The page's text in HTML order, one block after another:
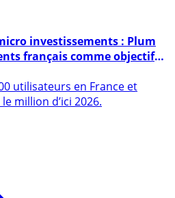
investissements : Plum
utilisateurs en France et
million d’ici 2026.